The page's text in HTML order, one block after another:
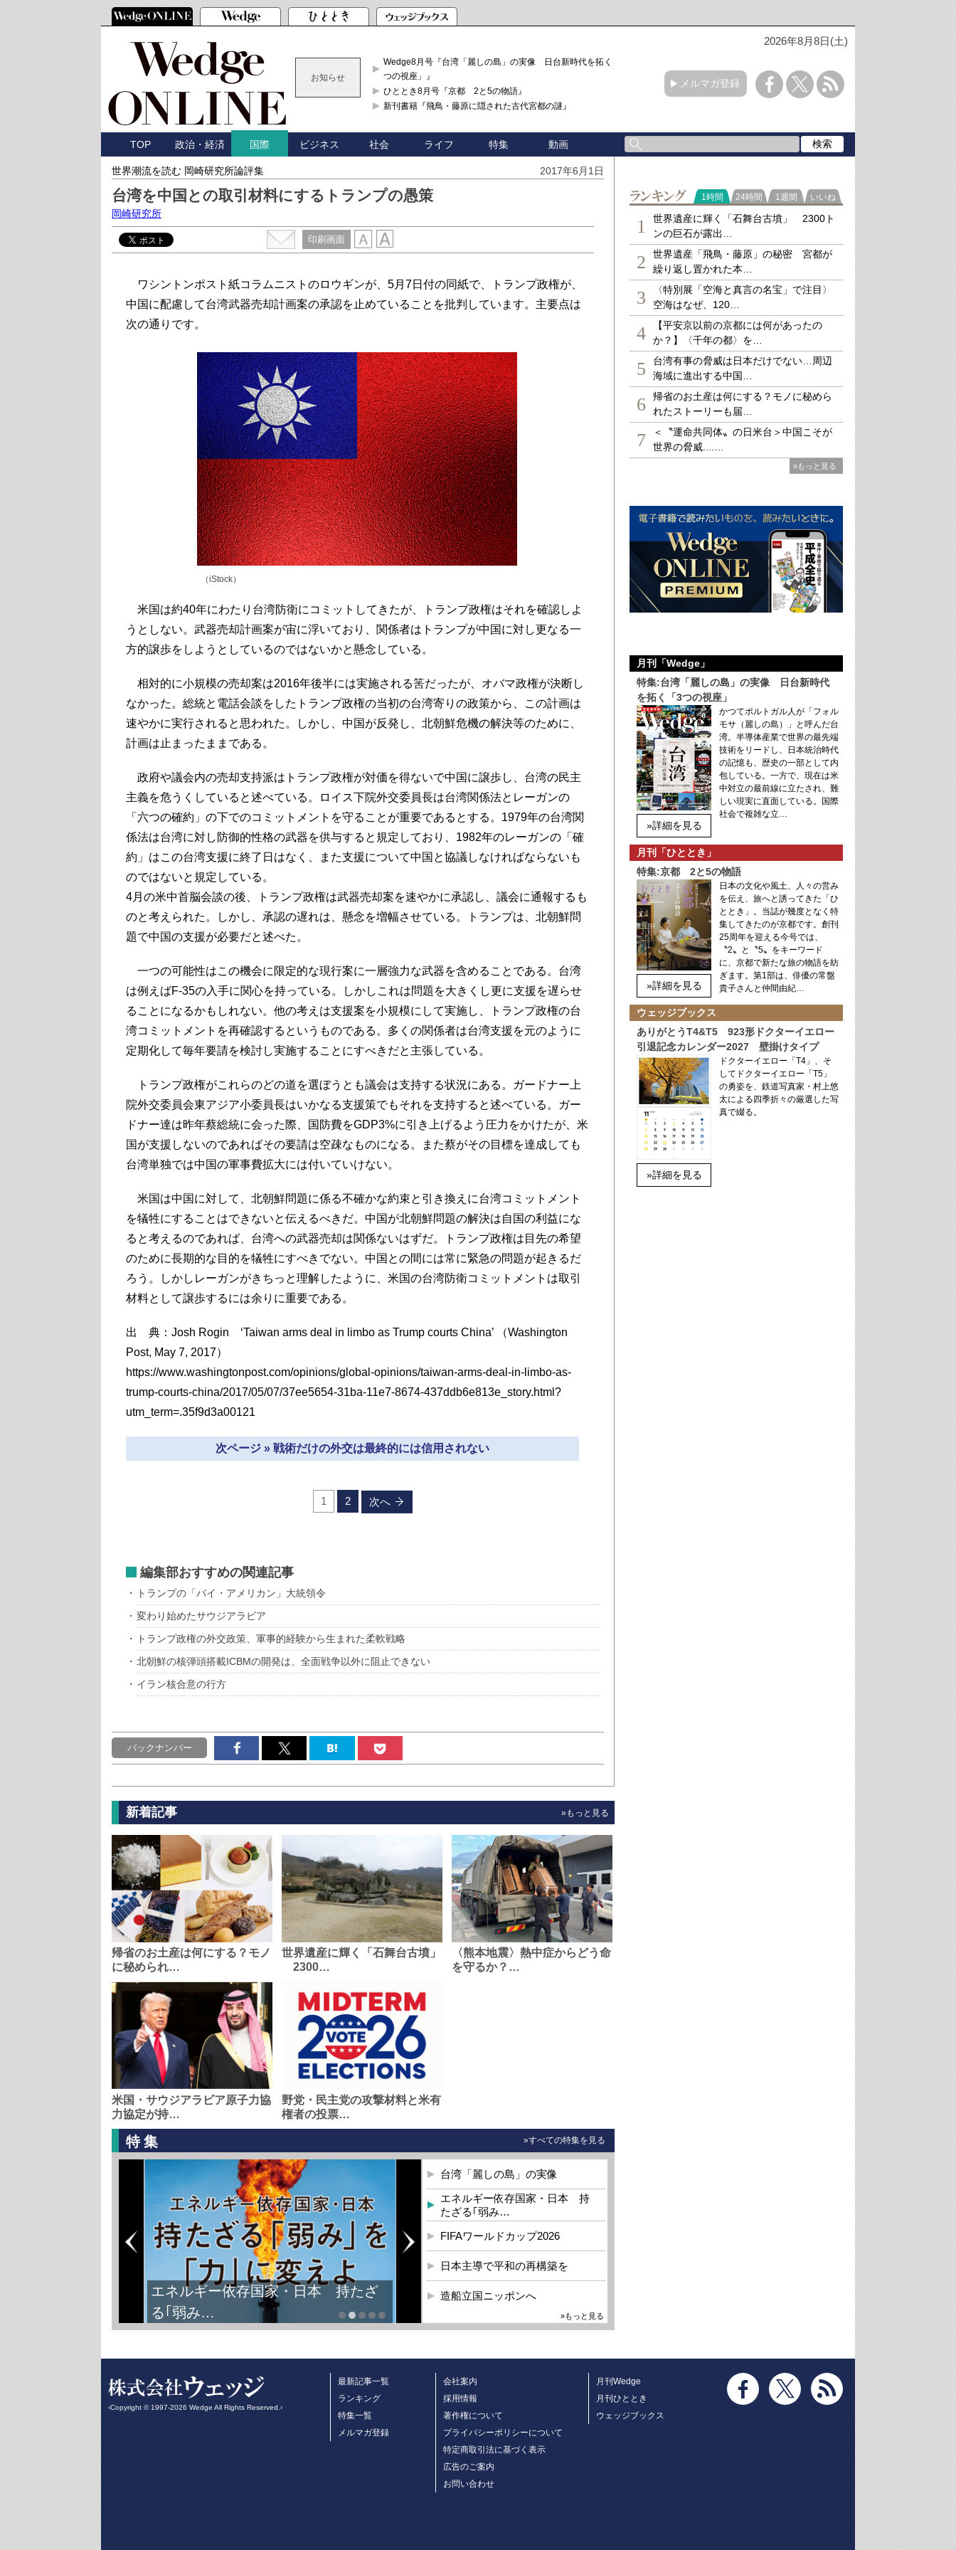
2026年8月8日(土)
お知らせ
Wedge8月号『台湾「麗しの島」の実像 日台新時代を拓く「3
つの視座」』
ひととき8月号『京都 2と5の物語』
新刊書籍『飛鳥・藤原に隠された古代宮都の謎』
メルマガ登録
TOP 政治・経済 国際 ビジネス 社会 ライフ 特集 動画
世界潮流を読む 岡崎研究所論評集 2017年6月1日
台湾を中国との取引材料にするトランプの愚策
岡崎研究所
印刷画面
ワシントンポスト紙コラムニストのロウギンが、5月7日付の同紙で、トランプ政権が、
中国に配慮して台湾武器売却計画案の承認を止めていることを批判しています。主要点は
次の通りです。
（iStock）
米国は約40年にわたり台湾防衛にコミットしてきたが、トランプ政権はそれを確認しよ
うとしない。武器売却計画案が宙に浮いており、関係者はトランプが中国に対し更なる一
方的譲歩をしようとしているのではないかと懸念している。
相対的に小規模の売却案は2016年後半には実施される筈だったが、オバマ政権が決断し
なかった。総統と電話会談をしたトランプ政権の当初の台湾寄りの政策から、この計画は
速やかに実行されると思われた。しかし、中国が反発し、北朝鮮危機の解決等のために、
計画は止まったままである。
政府や議会内の売却支持派はトランプ政権が対価を得ないで中国に譲歩し、台湾の民主
主義を危うくしていると述べている。ロイス下院外交委員長は台湾関係法とレーガンの
「六つの確約」の下でのコミットメントを守ることが重要であるとする。1979年の台湾関
係法は台湾に対し防御的性格の武器を供与すると規定しており、1982年のレーガンの「確
約」はこの台湾支援に終了日はなく、また支援について中国と協議しなければならないも
のではないと規定している。
4月の米中首脳会談の後、トランプ政権は武器売却案を速やかに承認し、議会に通報するも
のと考えられた。しかし、承認の遅れは、懸念を増幅させている。トランプは、北朝鮮問
題で中国の支援が必要だと述べた。
一つの可能性はこの機会に限定的な現行案に一層強力な武器を含めることである。台湾
は例えばF-35の入手に関心を持っている。しかしこれは問題を大きくし更に支援を遅らせ
ることになるかもしれない。他の考えは支援案を小規模にして実施し、トランプ政権の台
湾コミットメントを再確認するというものである。多くの関係者は台湾支援を元のように
定期化して毎年要請を検討し実施することにすべきだと主張している。
トランプ政権がこれらのどの道を選ぼうとも議会は支持する状況にある。ガードナー上
院外交委員会東アジア小委員長はいかなる支援策でもそれを支持すると述べている。ガー
ドナー達は昨年蔡総統に会った際、国防費をGDP3%に引き上げるよう圧力をかけたが、米
国が支援しないのであればその要請は空疎なものになる。また蔡がその目標を達成しても
台湾単独では中国の軍事費拡大には付いていけない。
米国は中国に対して、北朝鮮問題に係る不確かな約束と引き換えに台湾コミットメント
を犠牲にすることはできないと伝えるべきだ。中国が北朝鮮問題の解決は自国の利益にな
ると考えるのであれば、台湾への武器売却は関係ないはずだ。トランプ政権は目先の希望
のために長期的な目的を犠牲にすべきでない。中国との間には常に緊急の問題が起きるだ
ろう。しかしレーガンがきちっと理解したように、米国の台湾防衛コミットメントは取引
材料として譲歩するには余りに重要である。
出 典：Josh Rogin ‘Taiwan arms deal in limbo as Trump courts China’ （Washington
Post, May 7, 2017）
https://www.washingtonpost.com/opinions/global-opinions/taiwan-arms-deal-in-limbo-as-
trump-courts-china/2017/05/07/37ee5654-31ba-11e7-8674-437ddb6e813e_story.html?
utm_term=.35f9d3a00121
次ページ » 戦術だけの外交は最終的には信用されない
1 2 次へ
編集部おすすめの関連記事
トランプの「バイ・アメリカン」大統領令
変わり始めたサウジアラビア
トランプ政権の外交政策、軍事的経験から生まれた柔軟戦略
北朝鮮の核弾頭搭載ICBMの開発は、全面戦争以外に阻止できない
イラン核合意の行方
バックナンバー
新着記事 »もっと見る
帰省のお土産は何にする？モノ
に秘められ…
世界遺産に輝く「石舞台古墳」
2300…
〈熊本地震〉熱中症からどう命
を守るか？…
米国・サウジアラビア原子力協
力協定が持…
野党・民主党の攻撃材料と米有
権者の投票…
特集 »すべての特集を見る
FIFAワールドカップ2026
台湾「麗しの島」の実像
エネルギー依存国家・日本 持
たざる｢弱み…
FIFAワールドカップ2026
日本主導で平和の再構築を
造船立国ニッポンへ
»もっと見る
ランキング
1時間 24時間 1週間 いいね
1
世界遺産に輝く「石舞台古墳」 2300ト
ンの巨石が露出…
2
世界遺産「飛鳥・藤原」の秘密 宮都が
繰り返し置かれた本…
3
〈特別展「空海と真言の名宝」で注目〉
空海はなぜ、120…
4
【平安京以前の京都には何があったの
か？】〈千年の都〉を…
5
台湾有事の脅威は日本だけでない…周辺
海域に進出する中国…
6
帰省のお土産は何にする？モノに秘めら
れたストーリーも届…
7
＜〝運命共同体〟の日米台＞中国こそが
世界の脅威....…
»もっと見る
月刊「Wedge」
特集:台湾「麗しの島」の実像 日台新時代
を拓く「3つの視座」
»詳細を見る
かつてポルトガル人が「フォル
モサ（麗しの島）」と呼んだ台
湾。半導体産業で世界の最先端
技術をリードし、日本統治時代
の記憶も、歴史の一部として内
包している。一方で、現在は米
中対立の最前線に立たされ、難
しい現実に直面している。国際
社会で複雑な立…
月刊「ひととき」
特集:京都 2と5の物語
»詳細を見る
日本の文化や風土、人々の営み
を伝え、旅へと誘ってきた「ひ
ととき」。当誌が幾度となく特
集してきたのが京都です。創刊
25周年を迎える今号では、
〝2〟と〝5〟をキーワード
に、京都で新たな旅の物語を紡
ぎます。第1部は、俳優の常盤
貴子さんと仲間由紀…
ウェッジブックス
ありがとうT4&T5 923形ドクターイエロー
引退記念カレンダー2027 壁掛けタイプ
»詳細を見る
ドクターイエロー「T4」、そ
してドクターイエロー「T5」
の勇姿を、鉄道写真家・村上悠
太による四季折々の厳選した写
真で綴る。
‹Copyright © 1997-2026 Wedge All Rights Reserved.›
最新記事一覧
ランキング
特集一覧
メルマガ登録
会社案内
採用情報
著作権について
プライバシーポリシーについて
特定商取引法に基づく表示
広告のご案内
お問い合わせ
月刊Wedge
月刊ひととき
ウェッジブックス